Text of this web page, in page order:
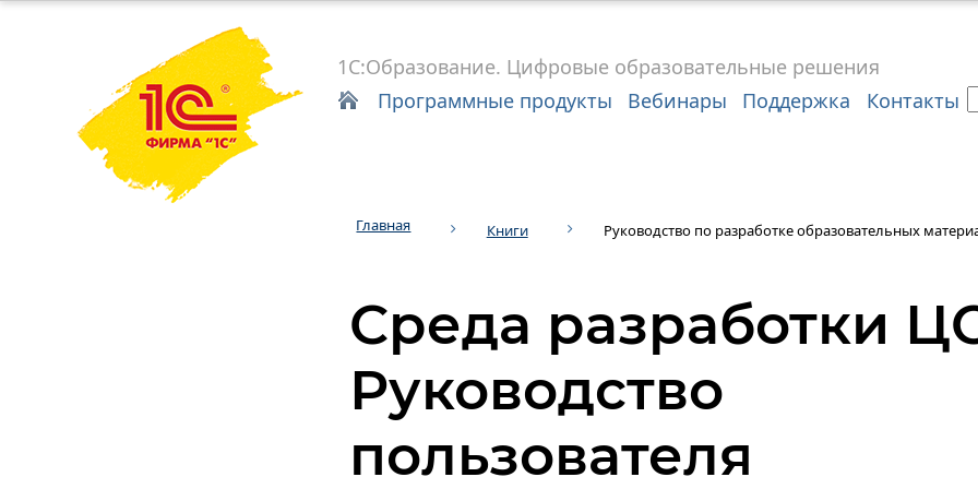
1С:Образование. Цифровые образовательные решения
Программные продукты
Вебинары Поддержка Контакты
Главная Книги Руководство по разработке образовательных
Среда разработки
Руководство
пользователя